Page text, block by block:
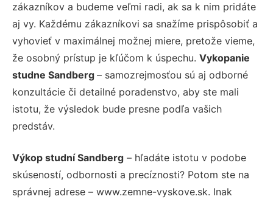
zákazníkov a budeme veľmi radi, ak sa k nim pridáte
aj vy. Každému zákazníkovi sa snažíme prispôsobiť a
vyhovieť v maximálnej možnej miere, pretože vieme,
že osobný prístup je kľúčom k úspechu. Vykopanie
studne Sandberg – samozrejmosťou sú aj odborné
konzultácie či detailné poradenstvo, aby ste mali
istotu, že výsledok bude presne podľa vašich
predstáv.
Výkop studní Sandberg – hľadáte istotu v podobe
skúseností, odbornosti a precíznosti? Potom ste na
správnej adrese – www.zemne-vyskove.sk. Inak